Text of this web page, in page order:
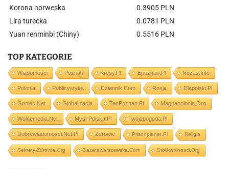
Korona norweska
0.3905 PLN
Lira turecka
0.0781 PLN
Yuan renminbi (Chiny)
0.5516 PLN
TOP KATEGORIE
Wiadomości Poznań Kresy.pl Epoznan.pl Nczas.info
Polonia Publicystyka Dziennik.com Rosja Dlapolski.pl
Goniec.net Globalizacja TenPoznan.pl Magnapolonia.org
Wolnemedia.net Mysl-Polska.pl Twojapogoda.pl
Dobrewiadomosci.net.pl Zdrowie Prisonplanet.pl Religia
Sekrety-Zdrowia.org Gazetawarszawska.com Stolikwolnosci.org